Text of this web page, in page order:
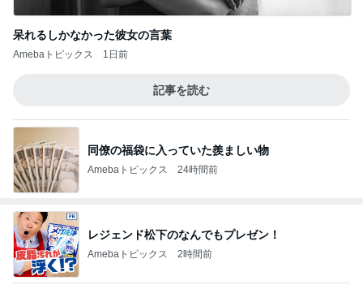
呆れるしかなかった彼女の言葉
Amebaトピックス 1日前
記事を読む
同僚の福袋に入っていた羨ましい物
Amebaトピックス 24時間前
レジェンド松下のなんでもプレゼン！
Amebaトピックス 2時間前